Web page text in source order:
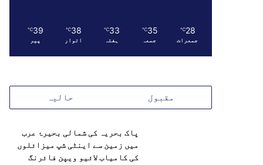
28
℃
جمعرات
35
℃
جمعہ
33
℃
ہفتہ
38
℃
اتوار
39
℃
پیر
مقبول حالیہ
پاک بحریہ کی شمالی بحیرۂ عرب
میں زمین سے اینٹی شپ میزائلوں
کی کامیاب لائیو ویپن فائرنگ